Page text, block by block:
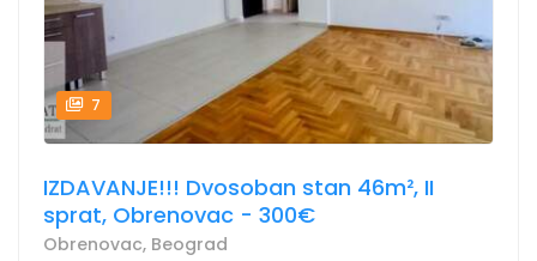
7
IZDAVANJE!!! Dvosoban stan 46m², II
sprat, Obrenovac - 300€
Obrenovac, Beograd